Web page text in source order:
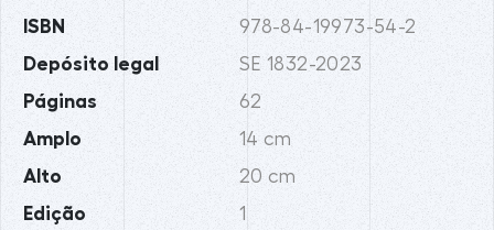
ISBN 978-84-19973-54-2
Depósito legal SE 1832-2023
Páginas 62
Amplo 14 cm
Alto 20 cm
Edição 1